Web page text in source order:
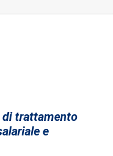
di trattamento
e